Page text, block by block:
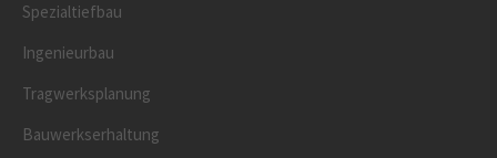
Spezialtiefbau
Ingenieurbau
Tragwerksplanung
Bauwerkserhaltung